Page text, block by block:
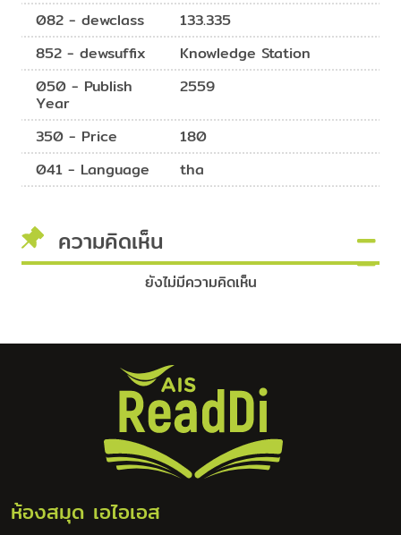
082 - dewclass
133.335
852 - dewsuffix
Knowledge Station
050 - Publish
Year
2559
350 - Price
180
041 - Language
tha
ความคิดเห็น
ยังไม่มีความคิดเห็น
ห้องสมุด เอไอเอส